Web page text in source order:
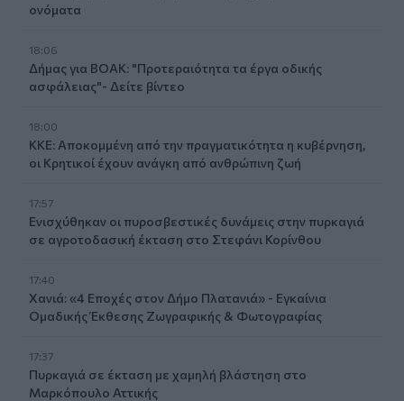
ονόματα
18:06
Δήμας για ΒΟΑΚ: "Προτεραιότητα τα έργα οδικής
ασφάλειας"- Δείτε βίντεο
18:00
ΚΚΕ: Αποκομμένη από την πραγματικότητα η κυβέρνηση,
οι Κρητικοί έχουν ανάγκη από ανθρώπινη ζωή
17:57
Ενισχύθηκαν οι πυροσβεστικές δυνάμεις στην πυρκαγιά
σε αγροτοδασική έκταση στο Στεφάνι Κορίνθου
17:40
Χανιά: «4 Εποχές στον Δήμο Πλατανιά» - Εγκαίνια
Ομαδικής Έκθεσης Ζωγραφικής & Φωτογραφίας
17:37
Πυρκαγιά σε έκταση με χαμηλή βλάστηση στο
Μαρκόπουλο Αττικής